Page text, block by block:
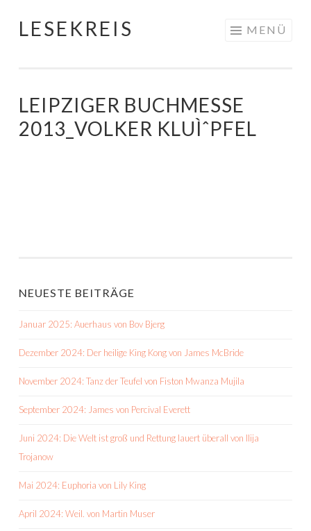
Springe
LESEKREIS MENÜ
LEIPZIGER BUCHMESSE
2013_VOLKER KLUÌˆPFEL
NEUESTE BEITRÄGE
Januar 2025: Auerhaus von Bov Bjerg
Dezember 2024: Der heilige King Kong von James McBride
November 2024: Tanz der Teufel von Fiston Mwanza Mujila
September 2024: James von Percival Everett
Juni 2024: Die Welt ist groß und Rettung lauert überall von Ilija
Trojanow
Mai 2024: Euphoria von Lily King
April 2024: Weil. von Martin Muser